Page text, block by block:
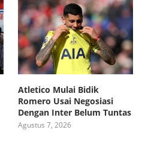
Atletico Mulai Bidik
Romero Usai Negosiasi
Dengan Inter Belum Tuntas
Agustus 7, 2026